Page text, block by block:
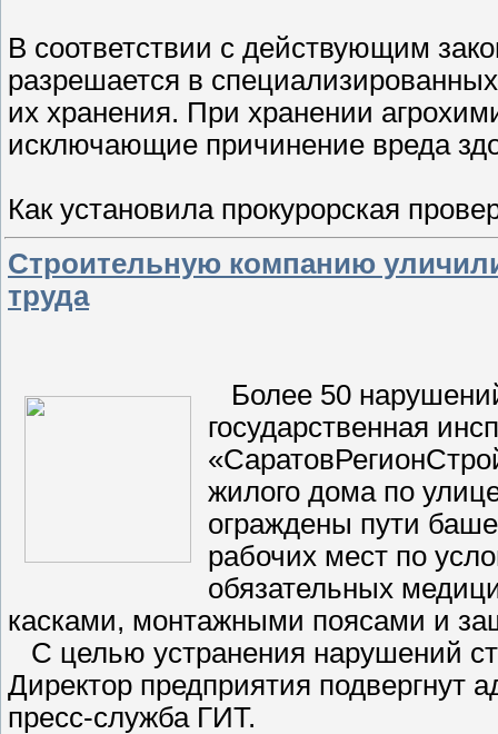
В соответствии с действующим
разрешается в
их хранения. При хранении
исключающие причинение вреда
Как установила прокурорская
Строительную компанию
труда
Более 50
государственная
жилого дома по
ограждены пути
рабочих мест по
обязательных
касками, монтажными поясами и
С целью устранения нарушений
Директор предприятия подвергнут
пресс-служба ГИТ.